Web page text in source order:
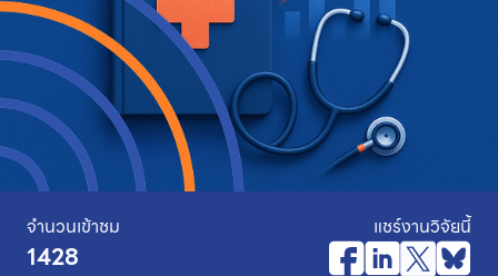
จำนวนเข้าชม
1428
แชร์งานวิจัยนี้